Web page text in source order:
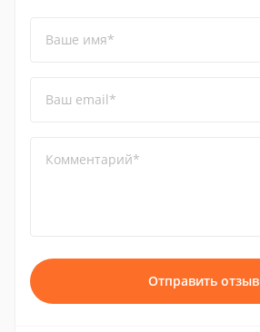
Ваше имя*
Ваш email*
Комментарий*
Отправить отзыв